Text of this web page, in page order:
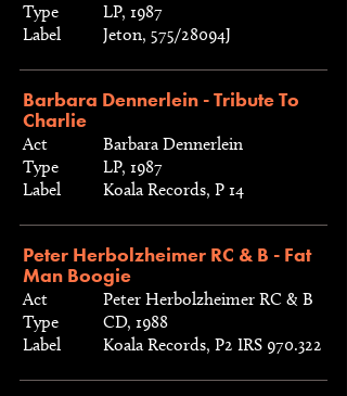
Type
LP, 1987
Label
Jeton, 575/28094J
Barbara Dennerlein - Tribute To
Charlie
Act
Barbara Dennerlein
Type
LP, 1987
Label
Koala Records, P 14
Peter Herbolzheimer RC & B - Fat
Man Boogie
Act
Peter Herbolzheimer RC & B
Type
CD, 1988
Label
Koala Records, P2 IRS 970.322